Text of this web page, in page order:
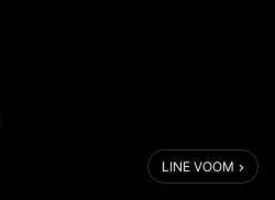
LINE VOOM